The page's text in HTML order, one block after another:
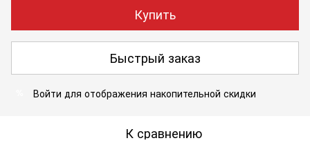
Купить
Быстрый заказ
Войти для отображения накопительной скидки
К сравнению